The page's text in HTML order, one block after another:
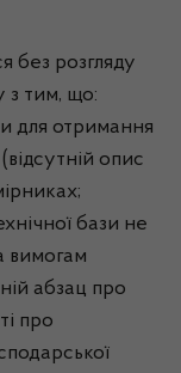
без розгляду
з тим, що:
для отримання
опис
бази не
вимогам
абзац про
про